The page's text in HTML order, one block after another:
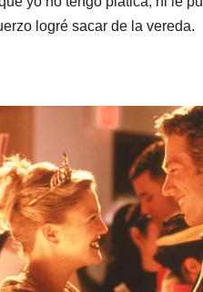
logré sacar de la vereda.